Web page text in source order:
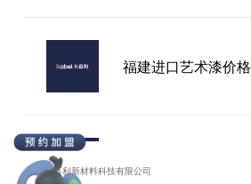
福建进口艺术漆价格
福建进口艺术漆招商
广东卡百利新材料科技有限公司